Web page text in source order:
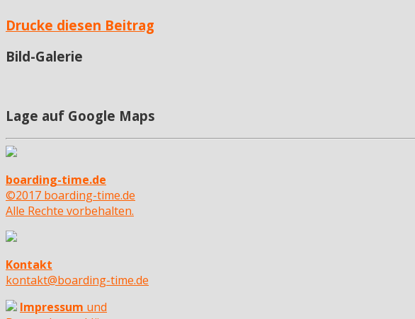
Drucke diesen Beitrag
Bild-Galerie
Lage auf Google Maps
boarding-time.de
©2017 boarding-time.de
Alle Rechte vorbehalten.
Kontakt
kontakt@boarding-time.de
Impressum und